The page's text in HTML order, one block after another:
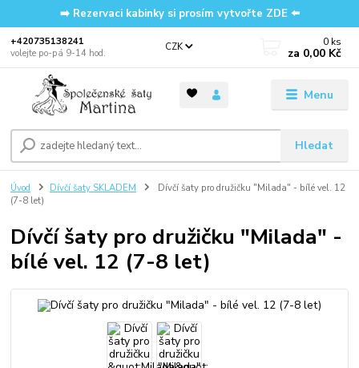
➡️ Rezervaci kabinky si prosím vytvořte ZDE ⬅️
Menu
CZK
Hledat
‭+420735138241
volejte po-pá 9-14 hod.
0 ks
za 0,00 Kč
Úvod Dívčí šaty SKLADEM
Dívčí šaty pro družičku "Milada" - bílé vel. 12
(7-8 let)
Dívčí šaty pro družičku "Milada" -
bílé vel. 12 (7-8 let)